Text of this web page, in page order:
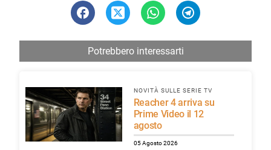
Potrebbero interessarti
NOVITÀ SULLE SERIE TV
Reacher 4 arriva su
Prime Video il 12
agosto
05 Agosto 2026